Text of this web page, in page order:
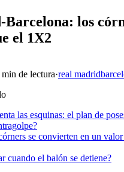
los
el 1X2
min de lectura·real madrid
las esquinas: el plan de
se convierten en un valor
cuando el balón se detiene?